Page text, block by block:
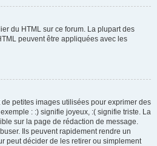
du HTML sur ce forum. La plupart des
peuvent être appliquées avec les
petites images utilisées pour exprimer des
: :) signifie joyeux, :( signifie triste. La
sur la page de rédaction de message.
Ils peuvent rapidement rendre un
peut décider de les retirer ou simplement